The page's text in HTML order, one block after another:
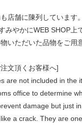
店舗に陳列しています。
みやかにWEB SHOP上
いただいた品物をご用
文頂くお客様へ]
are not included in
office to determine
damage but just
a crack. They are